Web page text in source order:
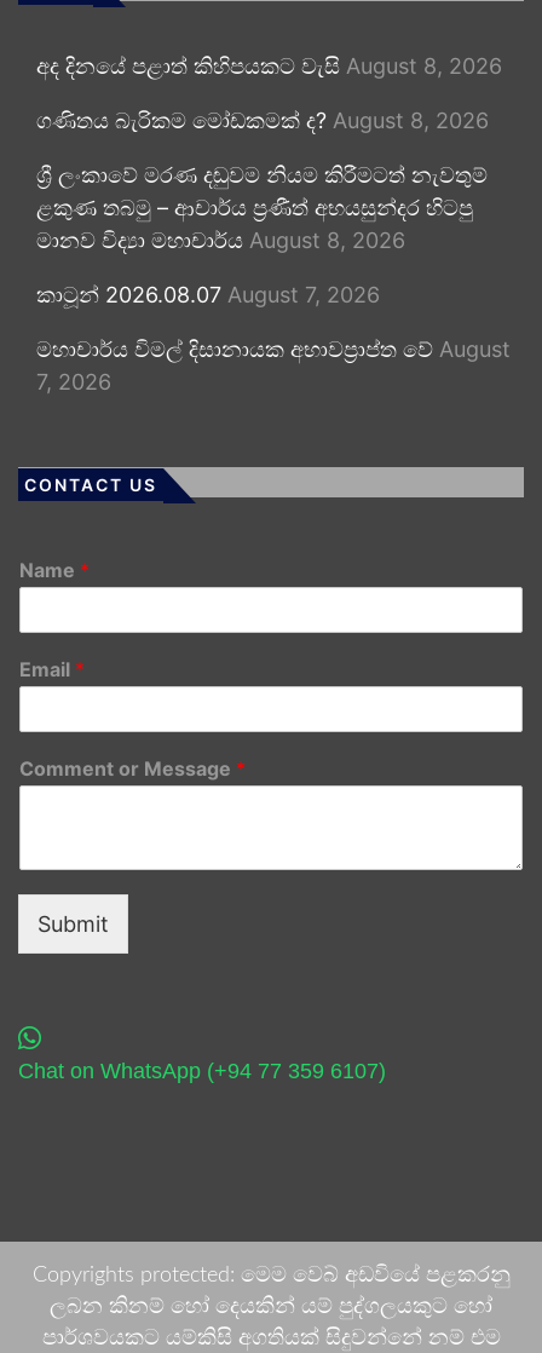
අද දිනයේ පළාත් කිහිපයකට වැසි August 8, 2026
ගණිතය බැරිකම මෝඩකමක් ද? August 8, 2026
ශ්‍රී ලංකාවේ මරණ දඬුවම නියම කිරීමටත් නැවතුම්
ළකුණ තබමු – ආචාර්ය ප්‍රණීත් අභයසුන්දර හිටපු
මානව විද්‍යා මහාචාර්ය August 8, 2026
කාටූන් 2026.08.07 August 7, 2026
මහාචාර්ය විමල් දිසානායක අභාවප්‍රාප්ත වේ August
7, 2026
CONTACT US
Name *
Email *
Comment or Message *
Submit
Chat on WhatsApp (+94 77 359 6107)
Copyrights protected: මෙම වෙබ් අඩවියේ පළකරනු
ලබන කිනම් හෝ දෙයකින් යම් පුද්ගලයකුට හෝ
පාර්ශවයකට යම්කිසි අගතියක් සිදුවන්නේ නම් එම